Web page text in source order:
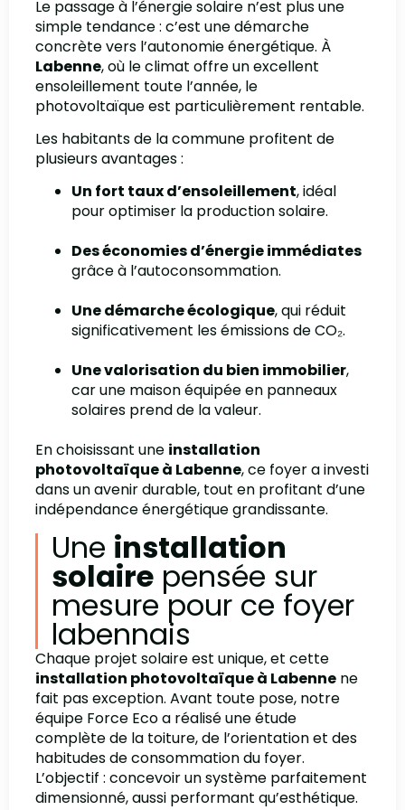
Le passage à l’énergie solaire n’est plus une
simple tendance : c’est une démarche
concrète vers l’autonomie énergétique. À
Labenne, où le climat offre un excellent
ensoleillement toute l’année, le
photovoltaïque est particulièrement rentable.
Les habitants de la commune profitent de
plusieurs avantages :
Un fort taux d’ensoleillement, idéal
pour optimiser la production solaire.
Des économies d’énergie immédiates
grâce à l’autoconsommation.
Une démarche écologique, qui réduit
significativement les émissions de CO₂.
Une valorisation du bien immobilier,
car une maison équipée en panneaux
solaires prend de la valeur.
En choisissant une installation
photovoltaïque à Labenne, ce foyer a investi
dans un avenir durable, tout en profitant d’une
indépendance énergétique grandissante.
Une installation
solairepensée sur
mesure pour ce foyer
labennais
Chaque projet solaire est unique, et cette
installation photovoltaïque à Labennene
fait pas exception. Avant toute pose, notre
équipe Force Eco a réalisé une étude
complète de la toiture, de l’orientation et des
habitudes de consommation du foyer.
L’objectif : concevoir un système parfaitement
dimensionné, aussi performant qu’esthétique.